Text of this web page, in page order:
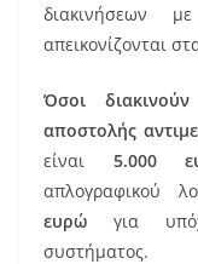
διακινήσεων
απεικονίζονται
Όσοι
αποστολής
είναι 5.000
απλογραφικού
ευρώ για
συστήματος.